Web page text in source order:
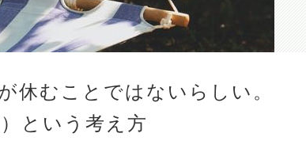
休むことではないらしい。
という考え方